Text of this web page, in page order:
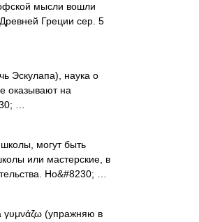
мысли вошли
Греции сер. 5
Эскулапа), наука о
оказывают на
…
могут быть
или мастерские, в
Но&#8230; …
γυμνάζω (упражняю в